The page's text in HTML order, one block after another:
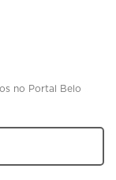
no Portal Belo